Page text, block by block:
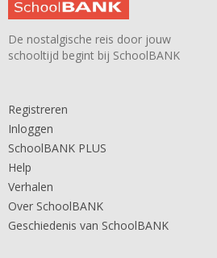
De nostalgische reis door jouw
schooltijd begint bij SchoolBANK
Registreren
Inloggen
SchoolBANK PLUS
Help
Verhalen
Over SchoolBANK
Geschiedenis van SchoolBANK